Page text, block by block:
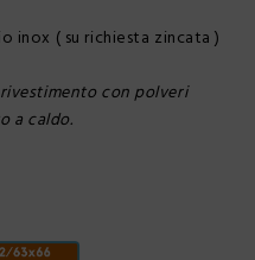
inox ( su richiesta zincata )
con polveri
a caldo.